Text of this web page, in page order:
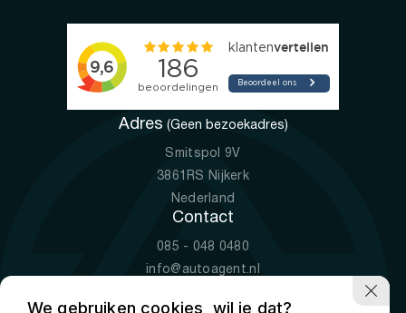
Adres (Geen bezoekadres)
Smitspol 9V
3861RS Nijkerk
Nederland
Contact
085 - 048 0480
info@autoagent.nl
We gebruiken cookies, wil je dat?